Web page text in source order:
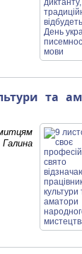
та
Галина